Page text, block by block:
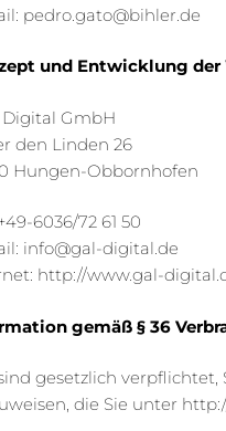
pedro.gato@bihler.de
und Entwicklung der
Digital GmbH
den Linden 26
Hungen-Obbornhofen
6036/72 61 50
info@gal-digital.de
http://www.gal-
gemäß § 36
gesetzlich
die Sie unter